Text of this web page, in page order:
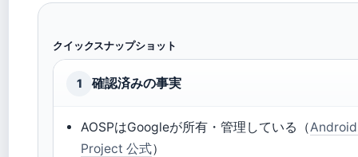
クイックスナップショット
1 確認済みの事実
AOSPはGoogleが所有・管理している（
Project 公式）